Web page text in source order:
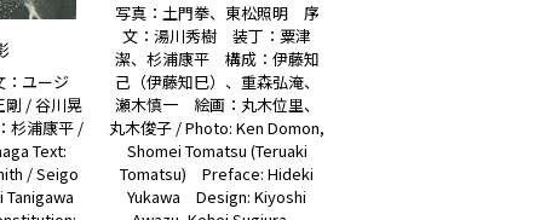
ユージ
剛 / 谷川晃
杉浦康平 /
Text:
/ Seigo
写真：土門拳、東松照明 序
文：湯川秀樹 装丁：粟津
潔、杉浦康平 構成：伊藤知
己（伊藤知巳）、重森弘淹、
瀬木慎一 絵画：丸木位里、
丸木俊子 / Photo: Ken Domon,
Shomei Tomatsu (Teruaki
Tomatsu) Preface: Hideki
Yukawa Design: Kiyoshi